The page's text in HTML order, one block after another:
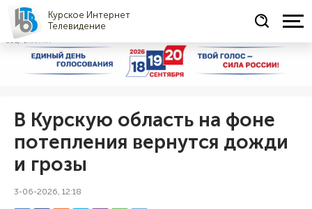
Курское Интернет
Телевидение
СОЦРЕКЛАМА
В Курскую область на фоне
потепления вернутся дожди
и грозы
3-06-2026, 12:18